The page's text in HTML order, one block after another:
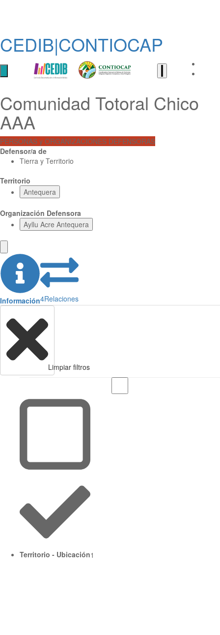
CEDIB|CONTIOCAP
Comunidad Totoral Chico
AAA
PERSONAS y ORGANIZACIONES DEFENSORAS
Defensor/a de
Tierra y Territorio
Territorio
Antequera
Organización Defensora
Ayllu Acre Antequera
Información4Relaciones
Limpiar filtros
Territorio - Ubicación1